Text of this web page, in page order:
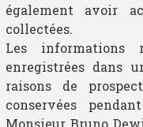
également avoir
collectées.
Les
enregistrées dans
raisons de
conservées
Monsieur Bruno